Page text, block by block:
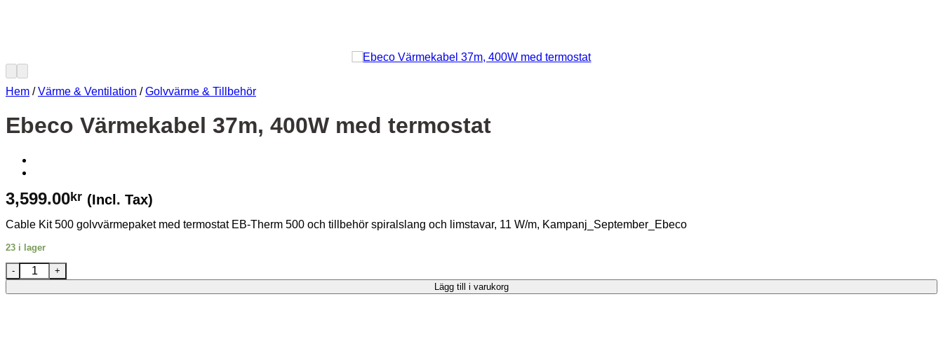
Hem / Värme & Ventilation / Golvvärme & Tillbehör
Ebeco Värmekabel 37m, 400W med termostat
3,599.00kr (Incl. Tax)
Cable Kit 500 golvvärmepaket med termostat EB-Therm 500 och tillbehör spiralslang och limstavar, 11 W/m, Kampanj_September_Ebeco
23 i lager
Ebeco Värmekabel 37m, 400W med termostat mängd
Lägg till i varukorg